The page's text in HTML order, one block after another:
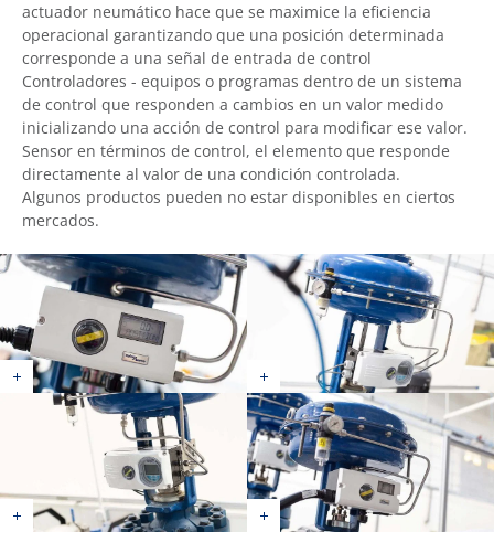
actuador neumático hace que se maximice la eficiencia
operacional garantizando que una posición determinada
corresponde a una señal de entrada de control
Controladores - equipos o programas dentro de un sistema
de control que responden a cambios en un valor medido
inicializando una acción de control para modificar ese valor.
Sensor en términos de control, el elemento que responde
directamente al valor de una condición controlada.
Algunos productos pueden no estar disponibles en ciertos
mercados.